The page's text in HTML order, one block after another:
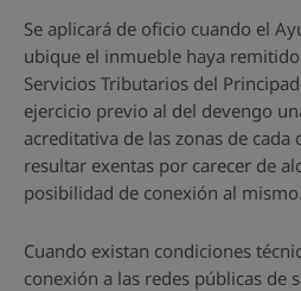
Se aplicará de oficio cuando el
ubique el inmueble haya
Servicios Tributarios del
ejercicio previo al del devengo
acreditativa de las zonas de cada
resultar exentas por carecer de
posibilidad de conexión al mismo.
Cuando existan condiciones
conexión a las redes públicas de